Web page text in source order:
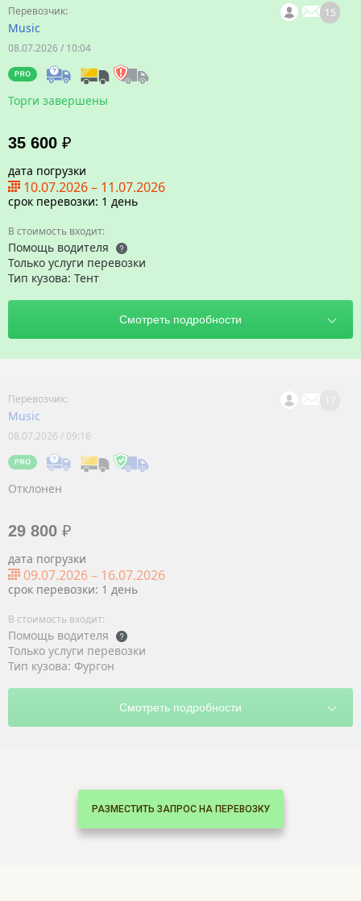
Music
08.07.2026 / 10:04
Торги завершены
35 600 ₽
дата погрузки
10.07.2026– 11.07.2026
срок перевозки: 1 день
Помощь водителя
Только услуги перевозки
Тип кузова: Тент
15
Music
08.07.2026 / 09:16
Отклонен
29 800 ₽
дата погрузки
09.07.2026– 16.07.2026
срок перевозки: 1 день
Помощь водителя
Только услуги перевозки
Тип кузова: Фургон
17
РАЗМЕСТИТЬ ЗАПРОС НА ПЕРЕВОЗКУ